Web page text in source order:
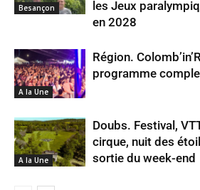
Besançon
les Jeux
en 2028
A la Une
Région.
programme
A la Une
Doubs. Festival,
cirque, nuit des
sortie du week-end